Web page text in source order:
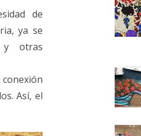
de
ya se
y otras
Así, el